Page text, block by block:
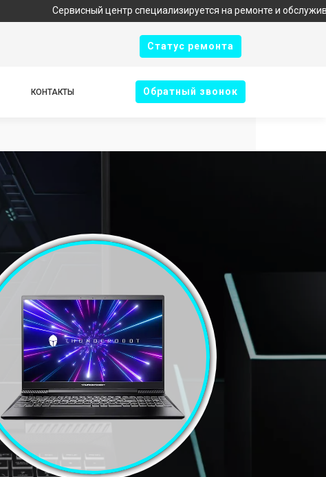
Сервисный центр специализируется на ремонте и обслуживании
Cтатус ремонта
КОНТАКТЫ Oбратный звонок